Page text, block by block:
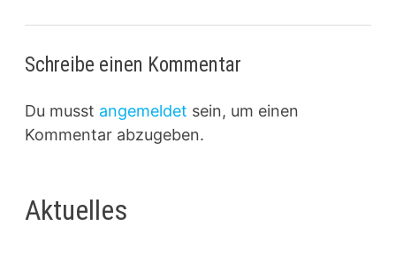
Schreibe einen Kommentar
Du musst angemeldet sein, um einen
Kommentar abzugeben.
Aktuelles